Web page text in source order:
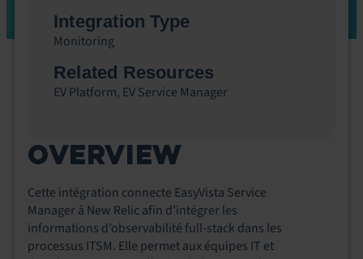
OVERVIEW
Cette intégration connecte EasyVista Service
Manager à New Relic afin d’intégrer les
informations d’observabilité full‑stack dans les
processus ITSM. Elle permet aux équipes IT et
Integration Type
Monitoring
Related Resources
EV Platform, EV Service Manager